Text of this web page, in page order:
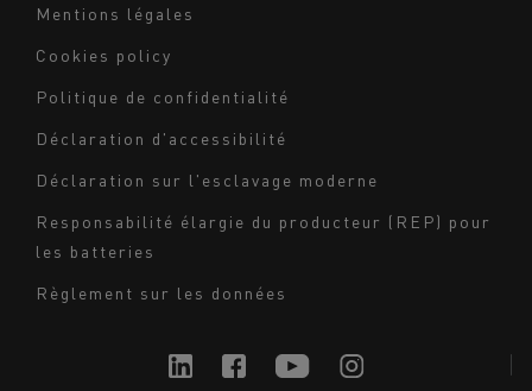
bas
de
page
-
Milieu
Mentions légales
Cookies policy
Politique de confidentialité
Déclaration d'accessibilité
Déclaration sur l'esclavage moderne
Responsabilité élargie du producteur (REP) pour
les batteries
Règlement sur les données